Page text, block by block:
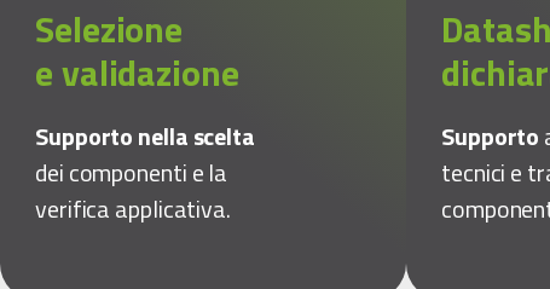
Selezione
e validazione
Supporto nella scelta
dei componenti e la
verifica applicativa.
Supporto
tecnici e